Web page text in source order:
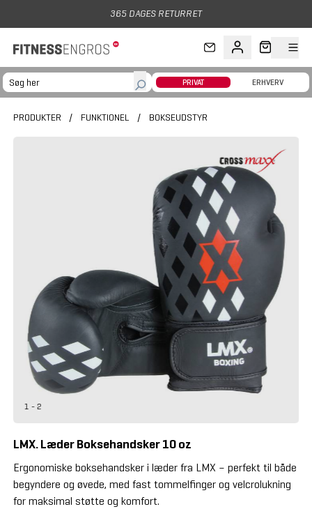
365 DAGES RETURRET
PRIVAT ERHVERV
PRODUKTER / FUNKTIONEL / BOKSEUDSTYR
1 - 2
LMX. Læder Boksehandsker 10 oz
Ergonomiske boksehandsker i læder fra LMX – perfekt til både
begyndere og øvede, med fast tommelfinger og velcrolukning
for maksimal støtte og komfort.